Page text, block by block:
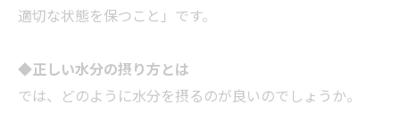
適切な状態を保つこと」です。
◆正しい水分の摂り方とは
では、どのように水分を摂るのが良いのでしょうか。